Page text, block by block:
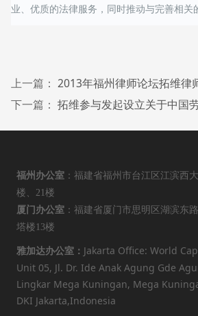
业、优质的法律服务，同时推动与完善相关
上一篇： 2013年福州律师论坛拓维律
下一篇： 拓维参与发起设立关于中国
福州办公室 ：福建省福州市台江区江滨西
楼、21楼
厦门办公室 ：福建省厦门市思明区湖滨东
塔楼13楼
雅加达办公室： Jakarta Office: World
Unit 05, Jl. Dr. Ide Anak Agung Gde
Lingkar Mega Kuningan, Mega
DKI Jakarta,Indonesia